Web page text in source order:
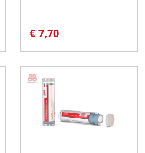
€ 7,70